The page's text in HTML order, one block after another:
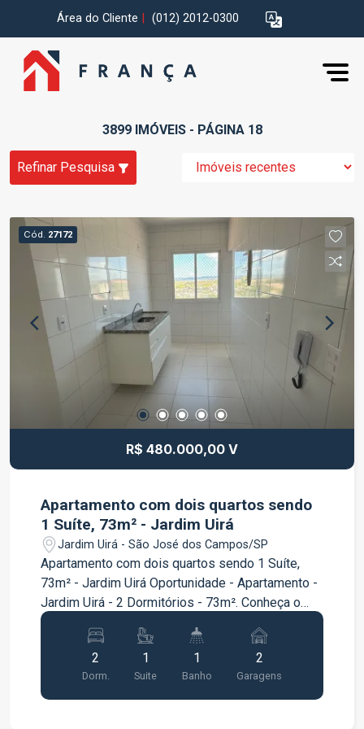
Área do Cliente (012) 2012-0300
3899 IMÓVEIS - PÁGINA 18
Refinar Pesquisa
Cód. 27172
R$ 480.000,00 V
Apartamento com dois quartos sendo
1 Suíte, 73m² - Jardim Uirá
Jardim Uirá - São José dos Campos/SP
Apartamento com dois quartos sendo 1 Suíte,
73m² - Jardim Uirá Oportunidade - Apartamento -
Jardim Uirá - 2 Dormitórios - 73m². Conheça o
Apartamento no Jardim Uirá em São José dos
Campos, uma oportunidade imperdível para viver
com conforto e praticidade! Este Apartamento de
73m² está estrategicamente localizado próximo
a comércios, escolas, shoppings,
2
Dorm.
1
Suite
1
Banho
2
Garagens